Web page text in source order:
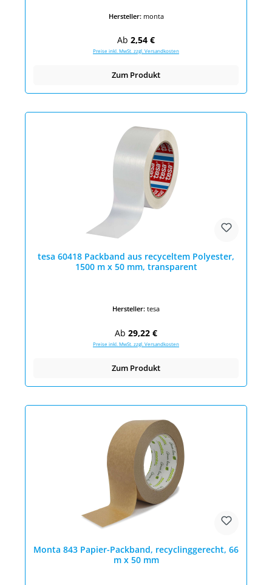
Hersteller: monta
Regulärer Preis:
Ab 2,54 €
Preise inkl. MwSt. zzgl. Versandkosten
Zum Produkt
tesa 60418 Packband aus recyceltem Polyester,
1500 m x 50 mm, transparent
Hersteller: tesa
Regulärer Preis:
Ab 29,22 €
Preise inkl. MwSt. zzgl. Versandkosten
Zum Produkt
Monta 843 Papier-Packband, recyclinggerecht, 66
m x 50 mm